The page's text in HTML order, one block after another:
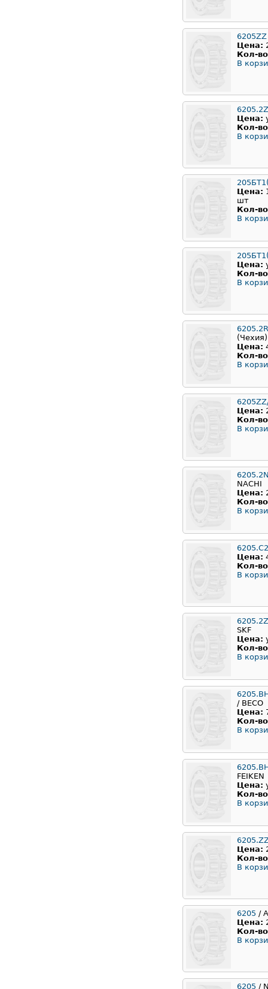
6205ZZ
Цена:
Кол-
В
6205.2Z
Цена:
Кол-
В
Цена:
шт
Кол-
В
Цена:
Кол-
В
(Чехия)
Цена:
Кол-
В
Цена:
Кол-
В
NACHI
Цена:
Кол-
В
Цена:
Кол-
В
SKF
Цена:
Кол-
В
/ BECO
Цена:
Кол-
В
FEIKEN
Цена:
Кол-
В
Цена:
Кол-
В
6205 /
Цена:
Кол-
В
6205 /